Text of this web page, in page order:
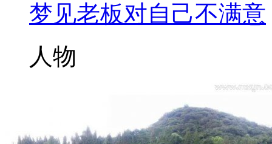
梦见老板对自己不满意
人物